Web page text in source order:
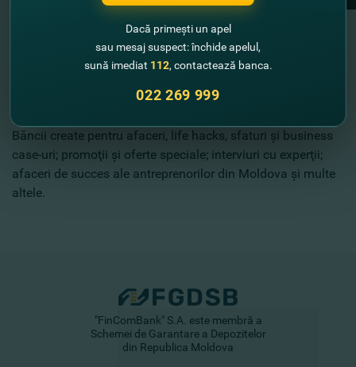
Vă invităm să urmăriţi pagina fincombusiness
Facebook – o platformă destinată mediului de afaceri din
businessului. Pagina fincombusiness vă ajută să fiţi la
Băncii create pentru afaceri, life hacks, sfaturi şi business
case-uri; promoţii şi oferte speciale; interviuri cu experţii;
afaceri de succes ale antreprenorilor din Moldova şi multe
altele.
"FinComBank" S.A. este membră a
Schemei de Garantare a Depozitelor
din Republica Moldova
Dacă primești un apel
sau mesaj suspect: închide apelul,
sună imediat 112, contactează banca.
022 269 999